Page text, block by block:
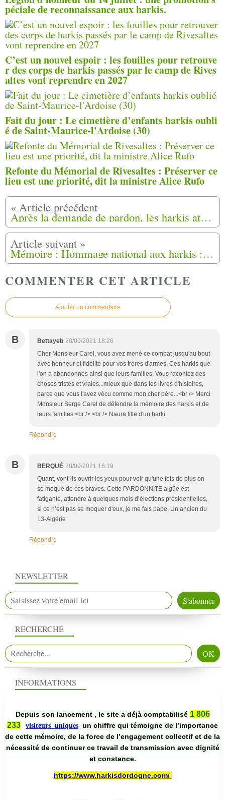
péciale de reconnaissance aux harkis.
C’est un nouvel espoir : les fouilles pour retrouve
r des corps de harkis passés par le camp de Rives
altes vont reprendre en 2027
Fait du jour : Le cimetière d’enfants harkis oubli
é de Saint-Maurice-l'Ardoise (30)
Refonte du Mémorial de Rivesaltes : Préserver ce
lieu est une priorité, dit la ministre Alice Rufo
Après la demande de pardon, les harkis attendent des actes de réparation Rivesaltes (66)
Mémoire : Hommage national aux harkis : «On espère que le Président ne nous décevra pas»
COMMENTER CET ARTICLE
Ajouter un commentaire
B Bettayeb 28/09/2021 18:26
Cher Monsieur Carel, vous avez mené ce combat jusqu'au bout
avec honneur et fidélité pour vos frères d'armes. Ces harkis que
l'on a abandonnés ainsi que leurs familles. Vous racontez des
choses tristes et vraies...mieux que dans les livres d'histoires,
parce que vous l'avez vécu comme mon cher père...<br /> Merci
Monsieur Serge Carel de défendre la mémoire des harkis et de
leurs familles.<br /> <br /> Naura fille d'un harki.
Répondre
B BERQUÉ 28/09/2021 16:19
Quant, vont-ils ouvrir les yeux pour voir qu'une fois de plus on
se moque de ces braves. Cette PARDONNITE aigüe est
fatigante, attendre à quelques mois d’élections présidentielles,
si ce n’est pas se moquer d'eux, je me fais pape. Un ancien du
13-Algérie
Répondre
NEWSLETTER
RECHERCHE
INFORMATIONS
Depuis son lancement , le site a déjà comptabilisé 1 806
233
visiteurs uniques un chiffre qui témoigne de l’importance
de cette mémoire, de la force de l’engagement collectif et de la
nécessité de continuer ce travail de transmission avec dignité
et constance.
https://www.harkisdordogne.com/